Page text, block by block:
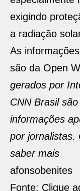
exigindo
a radiação
As
são da Open
gerados por
CNN Brasil
informações
por jornalistas.
saber mais
afonsobenites
Fonte: Clique